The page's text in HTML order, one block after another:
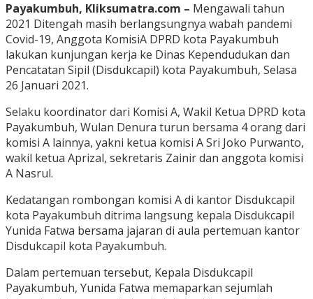
Payakumbuh, Kliksumatra.com – Mengawali tahun
2021 Ditengah masih berlangsungnya wabah pandemi
Covid-19, Anggota KomisiA DPRD kota Payakumbuh
lakukan kunjungan kerja ke Dinas Kependudukan dan
Pencatatan Sipil (Disdukcapil) kota Payakumbuh, Selasa
26 Januari 2021.
Selaku koordinator dari Komisi A, Wakil Ketua DPRD kota
Payakumbuh, Wulan Denura turun bersama 4 orang dari
komisi A lainnya, yakni ketua komisi A Sri Joko Purwanto,
wakil ketua Aprizal, sekretaris Zainir dan anggota komisi
A Nasrul.
Kedatangan rombongan komisi A di kantor Disdukcapil
kota Payakumbuh ditrima langsung kepala Disdukcapil
Yunida Fatwa bersama jajaran di aula pertemuan kantor
Disdukcapil kota Payakumbuh.
Dalam pertemuan tersebut, Kepala Disdukcapil
Payakumbuh, Yunida Fatwa memaparkan sejumlah